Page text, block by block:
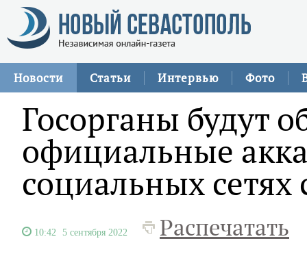
Новости Статьи Интервью Фото
Госорганы будут
официальные
социальных сетях
10:42 5 сентября 2022 Распечатать